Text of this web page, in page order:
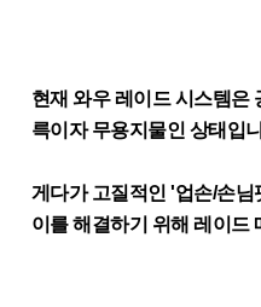
현재 와우 레이드 시스템은
륵이자 무용지물인 상태입
게다가 고질적인 '업손/손
이를 해결하기 위해 레이드